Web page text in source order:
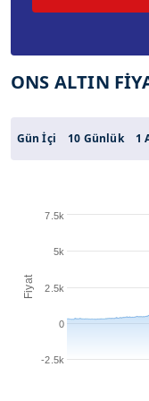
ONS ALTIN
Gün İçi 10 Günlük 1
Fiyat
-2.5k
0
2.5k
5k
7.5k